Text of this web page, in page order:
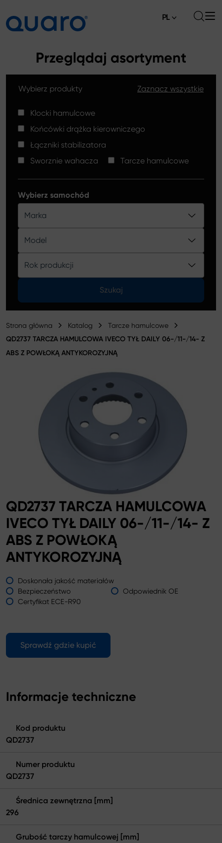
Klocki hamulcowe
Tarcze hamulcowe High Carbon
Końcówki drążków kierowniczych
Klocki hamulcowe Silver Ceramic
Katalog
Aktualności
Gdzie kupić
Kontakt
PL
Przeglądaj asortyment
Wybierz produkty Zaznacz wszystkie
Klocki hamulcowe
Końcówki drążka kierowniczego
Łączniki stabilizatora
Sworznie wahacza
Tarcze hamulcowe
Wybierz samochód
Marka
Model
Rok produkcji
Szukaj
Strona główna Katalog Tarcze hamulcowe
QD2737 TARCZA HAMULCOWA IVECO TYŁ DAILY 06-/11-/14- Z
ABS Z POWŁOKĄ ANTYKOROZYJNĄ
QD2737 TARCZA HAMULCOWA
IVECO TYŁ DAILY 06-/11-/14- Z
ABS Z POWŁOKĄ
ANTYKOROZYJNĄ
Doskonała jakość materiałów
Bezpieczeństwo
Odpowiednik OE
Certyfikat ECE-R90
Sprawdź gdzie kupić
Informacje techniczne
Kod produktu
QD2737
Numer produktu
QD2737
Średnica zewnętrzna [mm]
296
Grubość tarczy hamulcowej [mm]